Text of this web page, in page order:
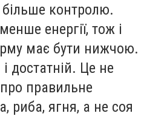
контролю.
енергії, тож і
має бути нижчою.
достатній. Це не
правильне
риба, ягня, а не соя